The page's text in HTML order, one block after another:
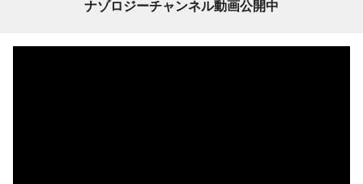
ナゾロジーチャンネル動画公開中